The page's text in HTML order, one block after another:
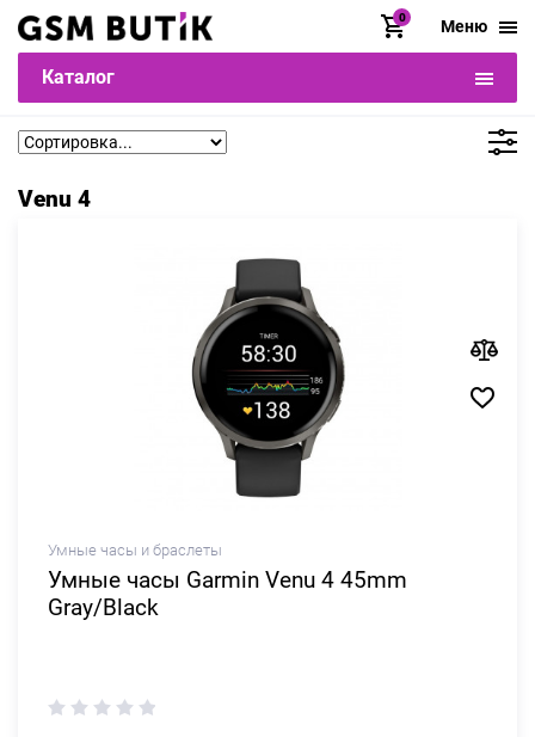
0 Меню
Каталог
Venu 4
Умные часы и браслеты
Умные часы Garmin Venu 4 45mm
Gray/Black